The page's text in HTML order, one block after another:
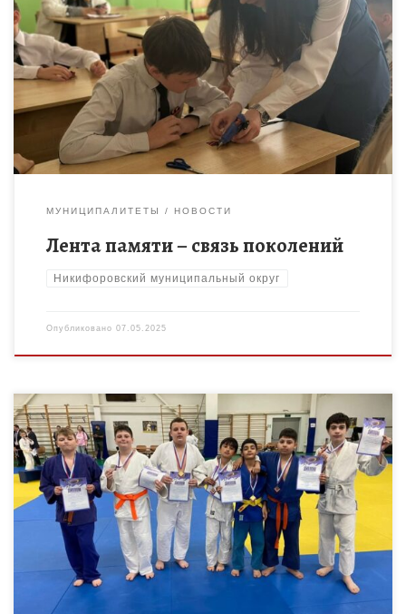
На базе МБОУ «Никифоровская СОШ №1 им. Героя РФ А.С.
Досягаева» прошел научно-практический семинар,
посвященный формированию гражданской идентичности
школьников. Педагоги дополнительного образования в
рамках семинара […]
МУНИЦИПАЛИТЕТЫ НОВОСТИ
Лента памяти – связь поколений
Никифоровский муниципальный округ
Опубликовано 07.05.2025
6 мая в СТЦ Тамбов состоялось открытое первенство ТОГАУ
ДО «СШОР №2» Центр Единоборств имени Е.Т. Артюхина по
дзюдо среди юношей и девочек 2013-2014 годов […]